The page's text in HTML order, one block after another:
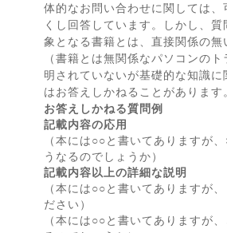
体的なお問い合わせに関しては、
くし回答しています。しかし、
象となる書籍とは、直接関係の無
（書籍とは無関係なパソコンの
明されていないが基礎的な知識に
はお答えしかねることがあります
お答えしかねる質問例
記載内容の応用
（本には○○と書いてありますが
うなるのでしょうか）
記載内容以上の詳細な説明
（本には○○と書いてありますが
ださい）
（本には○○と書いてありますが